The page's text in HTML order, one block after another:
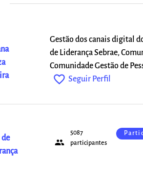
Gestão dos canais digital
de Liderança Sebrae,
Comunidade Gestão de
favorite_outline Seguir Perfil
people
5087
participantes